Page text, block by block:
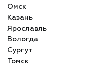
Омск
Казань
Ярославль
Вологда
Сургут
Томск